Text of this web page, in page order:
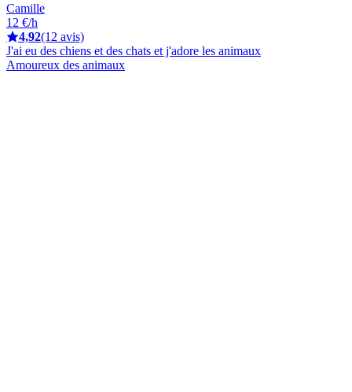
Camille
12 €/h
4,92(12 avis)
J'ai eu des chiens et des chats et j'adore les animaux
Amoureux des animaux